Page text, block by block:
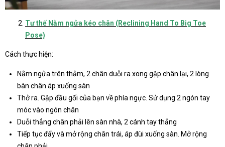
Tư thế Nằm ngửa kéo chân (Reclining Hand To Big Toe
Pose)
Cách thực hiện:
Nằm ngửa trên thảm, 2 chân duỗi ra xong gập chân lại, 2 lòng
bàn chân áp xuống sàn
Thở ra. Gập đầu gối của bạn về phía ngực. Sử dụng 2 ngón tay
móc vào ngón chân
Duỗi thẳng chân phải lên sàn nhà, 2 cánh tay thẳng
Tiếp tục đẩy và mở rộng chân trái, áp đùi xuống sàn. Mở rộng